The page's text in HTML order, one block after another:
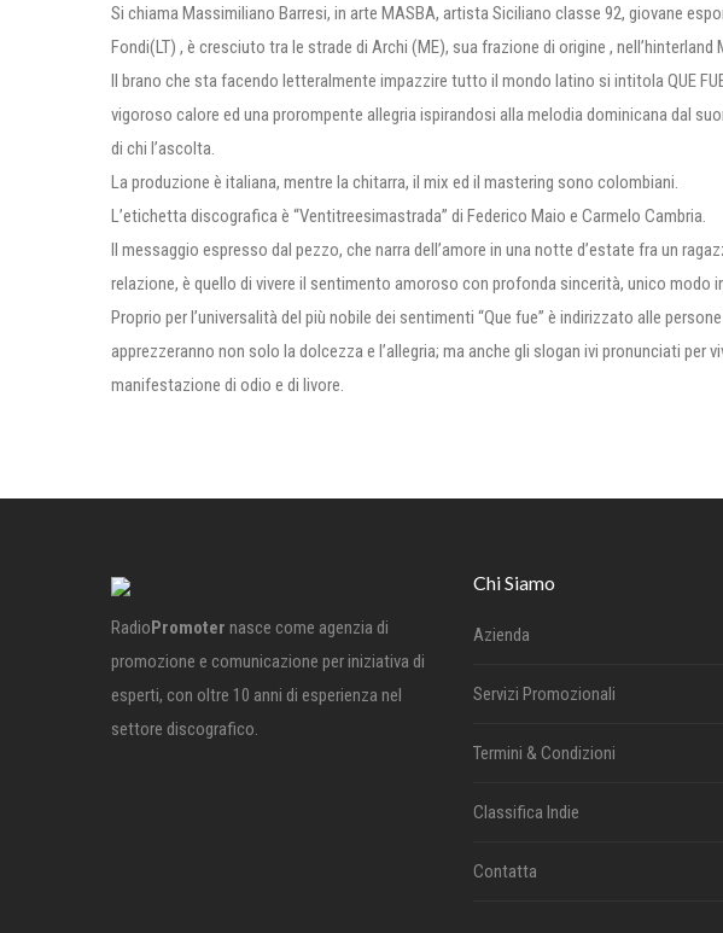
Si chiama Massimiliano Barresi, in arte MASBA, artista Siciliano classe 92, giovane
Fondi(LT) , è cresciuto tra le strade di Archi (ME), sua frazione di origine , nell’hinterland
Il brano che sta facendo letteralmente impazzire tutto il mondo latino si intitola QUE
vigoroso calore ed una prorompente allegria ispirandosi alla melodia dominicana dal
di chi l’ascolta.
La produzione è italiana, mentre la chitarra, il mix ed il mastering sono colombiani.
L’etichetta discografica è “Ventitreesimastrada” di Federico Maio e Carmelo Cambria.
Il messaggio espresso dal pezzo, che narra dell’amore in una notte d’estate fra un
relazione, è quello di vivere il sentimento amoroso con profonda sincerità, unico modo
Proprio per l’universalità del più nobile dei sentimenti “Que fue” è indirizzato alle
apprezzeranno non solo la dolcezza e l’allegria; ma anche gli slogan ivi pronunciati per
manifestazione di odio e di livore.
Radio Promoter nasce come agenzia di
promozione e comunicazione per iniziativa di
esperti, con oltre 10 anni di esperienza nel
settore discografico.
Chi Siamo
Azienda
Servizi Promozionali
Termini & Condizioni
Classifica Indie
Contatta